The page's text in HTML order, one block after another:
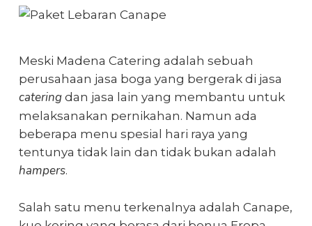
Meski Madena Catering adalah sebuah
perusahaan jasa boga yang bergerak di jasa
catering dan jasa lain yang membantu untuk
melaksanakan pernikahan. Namun ada
beberapa menu spesial hari raya yang
tentunya tidak lain dan tidak bukan adalah
hampers.
Salah satu menu terkenalnya adalah Canape,